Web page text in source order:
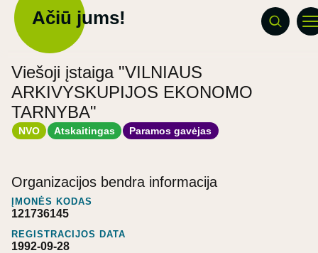
Ačiū jums!
Viešoji įstaiga "VILNIAUS
ARKIVYSKUPIJOS EKONOMO
TARNYBA"
NVO Atskaitingas Paramos gavėjas
Organizacijos bendra informacija
ĮMONĖS KODAS
121736145
REGISTRACIJOS DATA
1992-09-28